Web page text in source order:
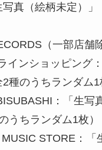
真（絵柄未定）」
（一部店舗
インショッピング
種のうちランダム1
：「生写
うちランダム1枚）
STORE：「